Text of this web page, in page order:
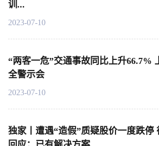
训...
2023-07-10
“两客一危”交通事故同比上升66.7% 上海召开交通安
全警示会
2023-07-10
独家丨遭遇“造假”质疑股价一度跌停